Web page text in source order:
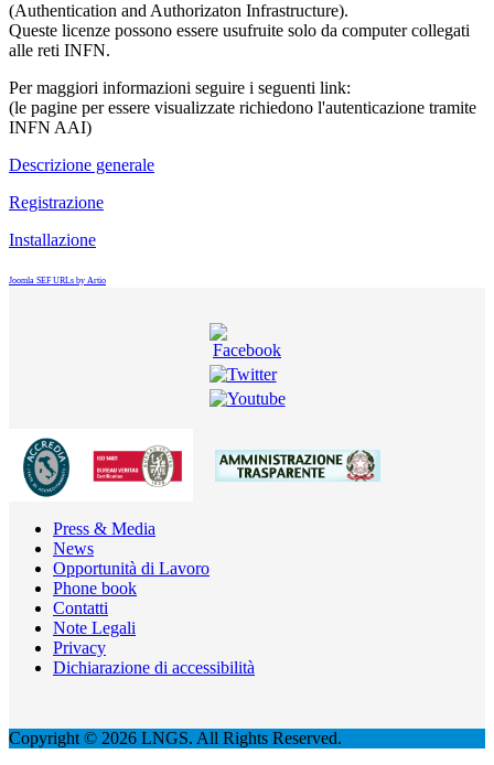
(Authentication and Authorizaton Infrastructure).
Queste licenze possono essere usufruite solo da computer collegati
alle reti INFN.
Per maggiori informazioni seguire i seguenti link:
(le pagine per essere visualizzate richiedono l'autenticazione tramite
INFN AAI)
Descrizione generale
Registrazione
Installazione
Joomla SEF URLs by Artio
Press & Media
News
Opportunità di Lavoro
Phone book
Contatti
Note Legali
Privacy
Dichiarazione di accessibilità
Copyright © 2026 LNGS. All Rights Reserved.